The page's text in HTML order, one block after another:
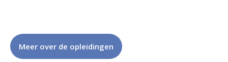
Meer over de opleidingen